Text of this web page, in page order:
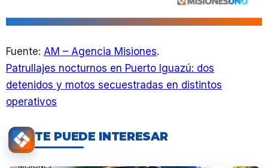
Fuente: AM – Agencia Misiones.
Patrullajes nocturnos en Puerto Iguazú: dos
detenidos y motos secuestradas en distintos
operativos
TE PUEDE INTERESAR